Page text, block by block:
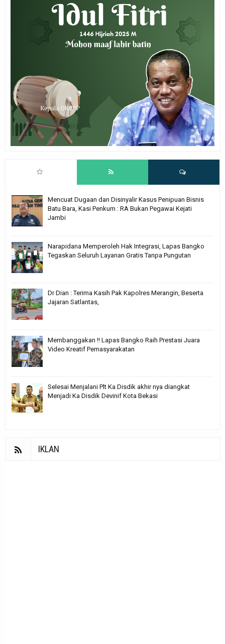
Mencuat Dugaan dan Disinyalir Kasus Penipuan Bisnis
Batu Bara, Kasi Penkum : RA Bukan Pegawai Kejati
Jambi
Narapidana Memperoleh Hak Integrasi, Lapas Bangko
Tegaskan Seluruh Layanan Gratis Tanpa Pungutan
Dr Dian : Terima Kasih Pak Kapolres Merangin, Beserta
Jajaran Satlantas,
Membanggakan !! Lapas Bangko Raih Prestasi Juara
Video Kreatif Pemasyarakatan
Selesai Menjalani Plt Ka Disdik akhir nya diangkat
Menjadi Ka Disdik Devinif Kota Bekasi
IKLAN